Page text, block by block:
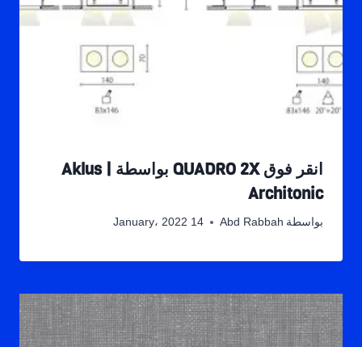
انقر فوق QUADRO 2X بواسطة Aklus |
Architonic
بواسطة Abd Rabbah 14 January، 2022